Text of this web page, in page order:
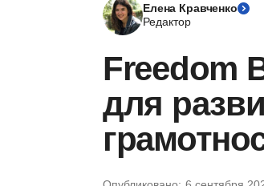
Елена Кравченко
Редактор
Freedom
для